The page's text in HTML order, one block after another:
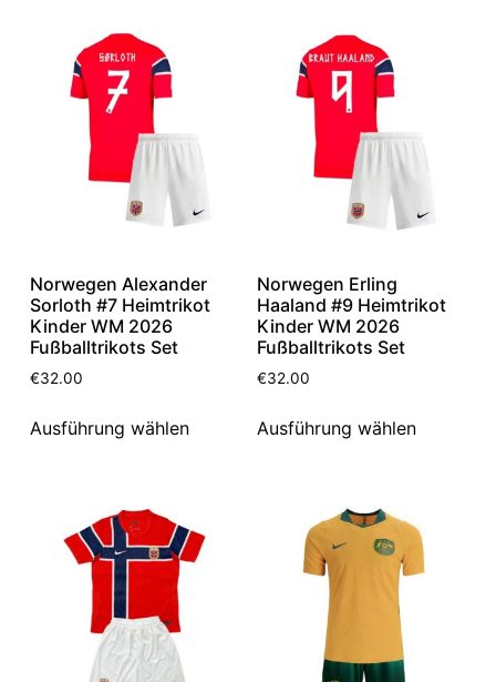
Norwegen Alexander
Sorloth #7 Heimtrikot
Kinder WM 2026
Fußballtrikots Set
€32.00
Ausführung wählen
Norwegen Erling
Haaland #9 Heimtrikot
Kinder WM 2026
Fußballtrikots Set
€32.00
Ausführung wählen